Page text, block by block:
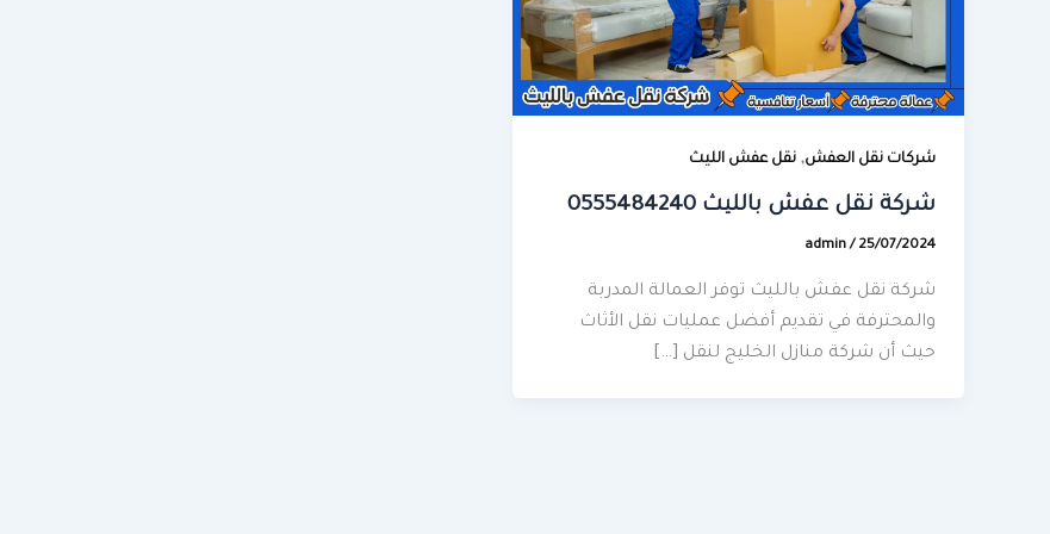
شركات نقل العفش, نقل عفش الليث
شركة نقل عفش بالليث 0555484240
admin/ 25/07/2024
شركة نقل عفش بالليث توفر العمالة المدربة
والمحترفة في تقديم أفضل عمليات نقل الأثاث
حيث أن شركة منازل الخليج لنقل […]